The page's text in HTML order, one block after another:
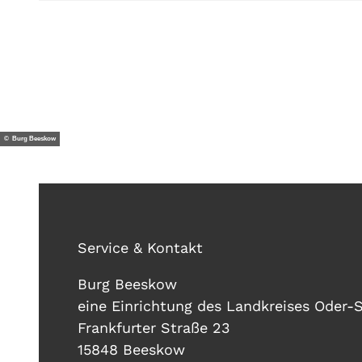
© Burg Beeskow
Service & Kontakt
Burg Beeskow
eine Einrichtung des Landkreises Oder-
Frankfurter Straße 23
15848 Beeskow